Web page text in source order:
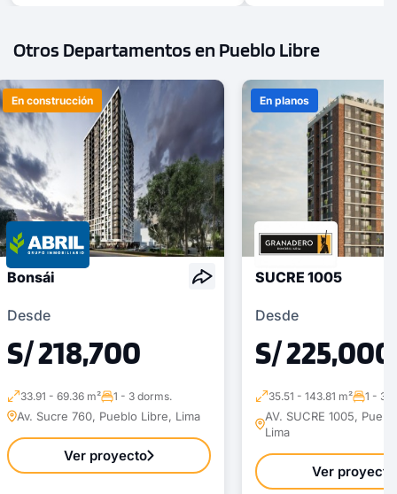
Otros Departamentos en Pueblo Libre
En construcción
Bonsái
Desde
S/ 218,700
33.91 - 69.36 m² 1 - 3 dorms.
Av. Sucre 760, Pueblo Libre, Lima
Ver proyecto
En planos
SUCRE 1005
Desde
S/ 225,000
35.51 - 143.81 m² 1 - 3
AV. SUCRE 1005,
Lima
Ver proyecto